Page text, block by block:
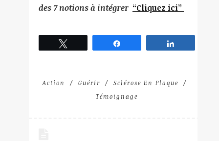
des 7 notions à intégrer “Cliquez ici”
Action Guérir
Sclérose En Plaque
Témoignage